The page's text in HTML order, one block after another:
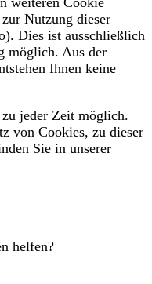
Nutzung dieser
Dies ist ausschließlich
Aus der
Ihnen keine
jeder Zeit möglich.
von Cookies, zu dieser
Sie in unserer
helfen?